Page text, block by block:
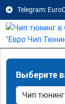
Telegram:
Выберите